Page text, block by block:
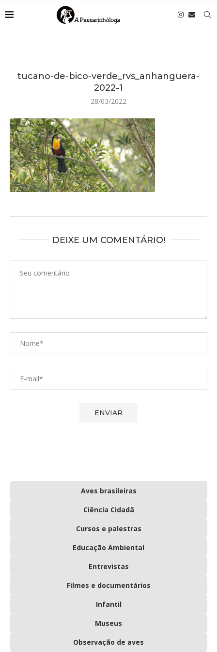
tucano-de-bico-verde_rvs_anhanguera-
2022-1
28/03/2022
DEIXE UM COMENTÁRIO!
Aves brasileiras
Ciência Cidadã
Cursos e palestras
Educação Ambiental
Entrevistas
Filmes e documentários
Infantil
Museus
Observação de aves